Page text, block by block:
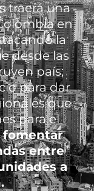
traerá una
en
la
desde las
país;
para dar
que
para el
fomentar
entre
a